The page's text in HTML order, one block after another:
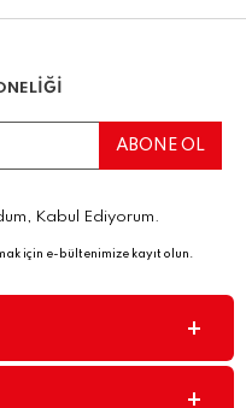
Kabul Ediyorum.
için e-bültenimize kayıt olun.